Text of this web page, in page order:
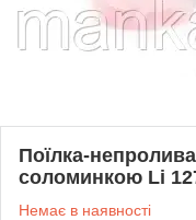
Поїлка-
соломинкою Li
Немає в наявності